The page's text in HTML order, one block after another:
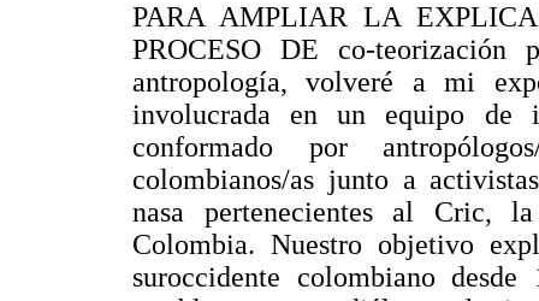
PARA AMPLIAR LA
PROCESO DE co-
antropología, volveré a mi
involucrada en un equipo de
conformado por
colombianos/as junto a
nasa pertenecientes al Cric,
Colombia. Nuestro objetivo
suroccidente colombiano